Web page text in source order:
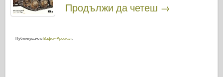
Продължи да четеш →
Публикувано вВафен-Арсенал